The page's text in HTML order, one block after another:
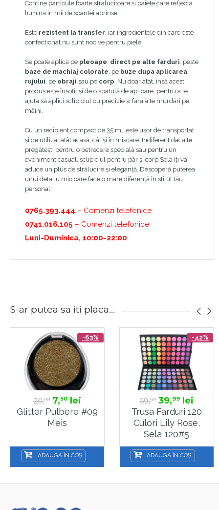
Contine particule foarte stralucitoare si paiete care reflecta
lumina in mii de scantei aprinse.
Este rezistent la transfer, iar ingredientele din care este
confectionat nu sunt nocive pentru piele.
Se poate aplica pe pleoape, direct pe alte farduri, peste
baze de machiaj colorate, pe buze dupa aplicarea
rujului, pe obraji sau pe corp. Nu doar atât, însă acest
produs este însoțit și de o spatulă de aplicare, pentru a te
ajuta să aplici sclipiciul cu precizie și fără a te murdări pe
mâini.
Cu un recipient compact de 35 ml, este ușor de transportat
și de utilizat atât acasă, cât și în mișcare. Indiferent dacă te
pregătești pentru o petrecere specială sau pentru un
eveniment casual, sclipiciul pentru păr și corp Sela îți va
aduce un plus de strălucire și eleganță. Descoperă puterea
unui detaliu mic care face o mare diferență în stilul tău
personal!
0765.393.444 – Comenzi telefonice
0741.016.105 – Comenzi telefonice
Luni-Duminica, 10:00-22:00
S-ar putea sa iti placa...
-63%
20,00 7,50 lei
Glitter Pulbere #09
Meis
ADAUGĂ ÎN COȘ
-42%
69,00 39,99 lei
Trusa Farduri 120
Culori Lily Rose,
Sela 120#5
ADAUGĂ ÎN COȘ